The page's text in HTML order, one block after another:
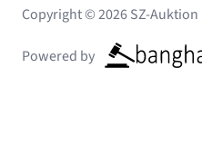
Copyright © 2026 SZ-Auktion
Powered by